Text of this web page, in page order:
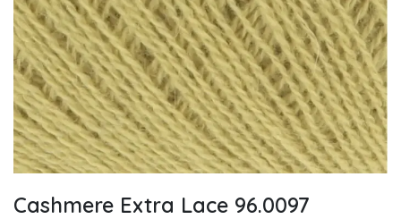
Cashmere Extra Lace 96.0097